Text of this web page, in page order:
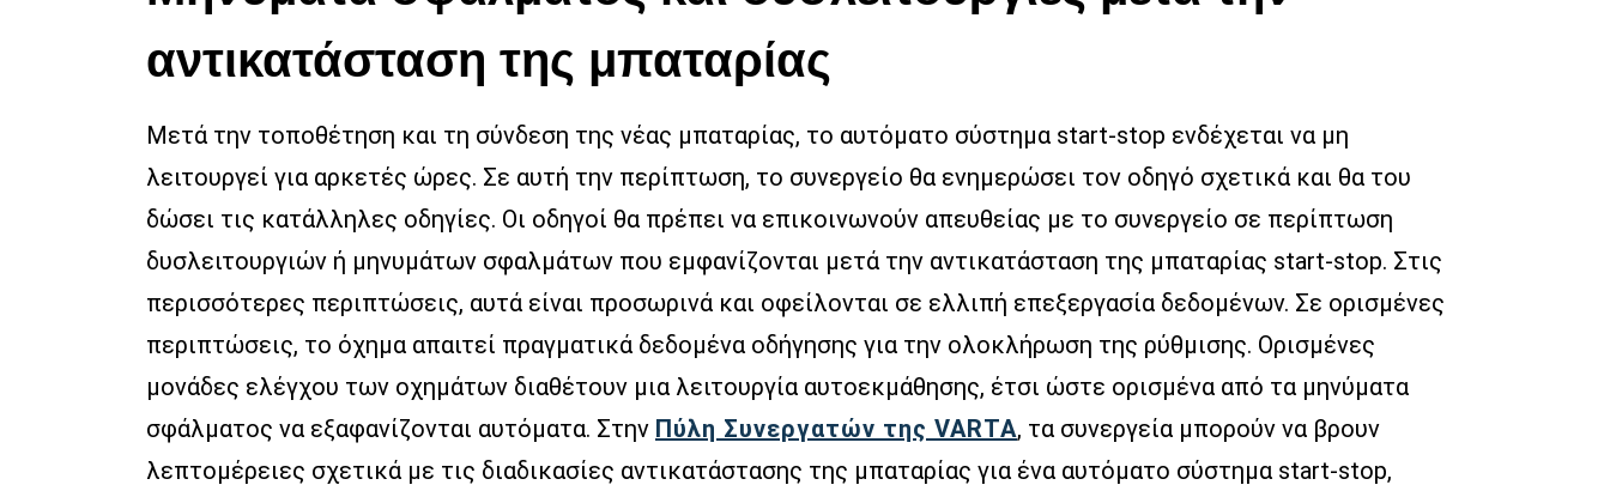
αντικατάσταση της μπαταρίας
Μετά την τοποθέτηση και τη σύνδεση της νέας μπαταρίας, το αυτόματο σύστημα start-stop ενδέχεται να μη
λειτουργεί για αρκετές ώρες. Σε αυτή την περίπτωση, το συνεργείο θα ενημερώσει τον οδηγό σχετικά και θα του
δώσει τις κατάλληλες οδηγίες. Οι οδηγοί θα πρέπει να επικοινωνούν απευθείας με το συνεργείο σε περίπτωση
δυσλειτουργιών ή μηνυμάτων σφαλμάτων που εμφανίζονται μετά την αντικατάσταση της μπαταρίας start-stop. Στις
περισσότερες περιπτώσεις, αυτά είναι προσωρινά και οφείλονται σε ελλιπή επεξεργασία δεδομένων. Σε ορισμένες
περιπτώσεις, το όχημα απαιτεί πραγματικά δεδομένα οδήγησης για την ολοκλήρωση της ρύθμισης. Ορισμένες
μονάδες ελέγχου των οχημάτων διαθέτουν μια λειτουργία αυτοεκμάθησης, έτσι ώστε ορισμένα από τα μηνύματα
σφάλματος να εξαφανίζονται αυτόματα. Στην Πύλη Συνεργατών της VARTA, τα συνεργεία μπορούν να βρουν
λεπτομέρειες σχετικά με τις διαδικασίες αντικατάστασης της μπαταρίας για ένα αυτόματο σύστημα start-stop,